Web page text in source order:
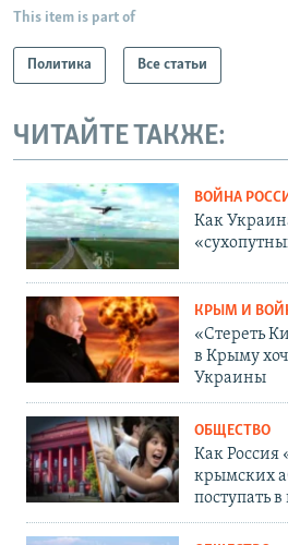
This item is part of
Политика Все статьи
ЧИТАЙТЕ ТАКЖЕ:
ВОЙНА
Как
КРЫМ И
«Стереть
в Крыму
Украины
ОБЩЕСТВО
Как Россия
крымских
поступать